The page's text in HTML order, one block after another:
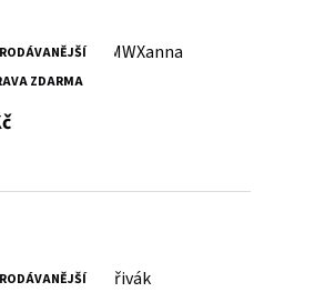
ZDARMA
bunda MWXanna
s DPH
kožený křivák